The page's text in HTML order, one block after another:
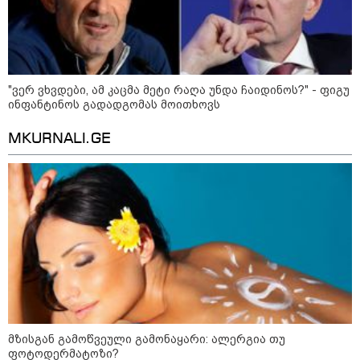
10:52 / 06-08-2026
ვაშინგტონს რაკეტების დეფიციტი აქვს? -
მედიის ცნობით, დონალდ ტრამპი პიტ
ჰეგსეთს დაუპირისპირდა: დეტალები
“არ მინდა, ბაიდენივით
"ვერ ვხვდები, ამ კაცმა მეტი რაღა უნდა ჩაიდინოს?" - ფიგუ
ინფანტინოს გადადგომას მოითხოვს
MKURNALI.GE
მზისგან გამოწვეული გამონაყარი: ალერგია თუ
ფოტოდერმატოზი?